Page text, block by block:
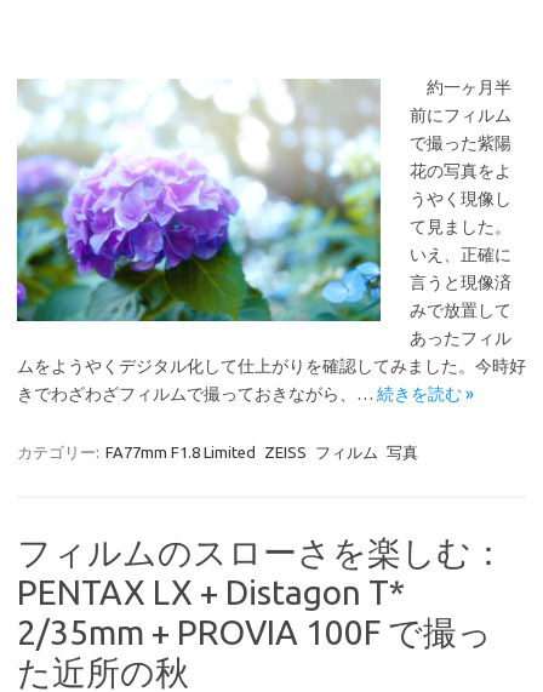
約一ヶ月半
前にフィルム
で撮った紫陽
花の写真をよ
うやく現像し
て見ました。
いえ、正確に
言うと現像済
みで放置して
あったフィル
ムをようやくデジタル化して仕上がりを確認してみました。今時好
きでわざわざフィルムで撮っておきながら、… 続きを読む »
カテゴリー: FA77mm F1.8 Limited ZEISS フィルム 写真
フィルムのスローさを楽しむ：
PENTAX LX + Distagon T*
2/35mm + PROVIA 100F で撮っ
た近所の秋